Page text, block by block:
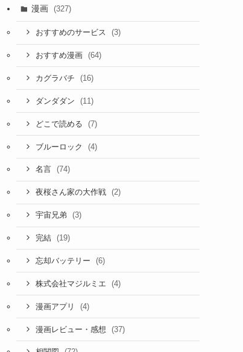
漫画 (327)
おすすめのサービス (3)
おすすめ漫画 (64)
カグラバチ (16)
ダンダダン (11)
どこで読める (7)
ブルーロック (4)
名言 (74)
夜桜さん家の大作戦 (2)
宇宙兄弟 (3)
完結 (19)
忘却バッテリー (6)
株式会社マジルミエ (4)
漫画アプリ (4)
漫画レビュー・感想 (37)